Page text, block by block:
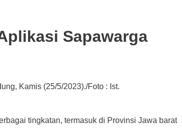
Sapawarga
Kamis (25/5/2023)./Foto : Ist.
tingkatan, termasuk di Provinsi Jawa barat